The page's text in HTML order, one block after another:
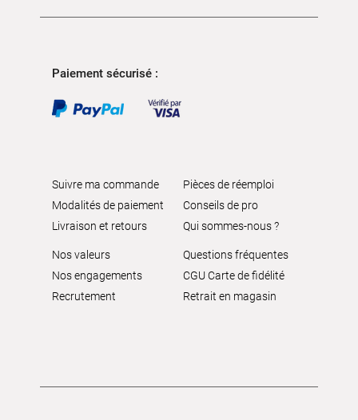
Paiement sécurisé :
Suivre ma commande
Modalités de paiement
Livraison et retours
Pièces de réemploi
Conseils de pro
Qui sommes-nous ?
Nos valeurs
Nos engagements
Recrutement
Questions fréquentes
CGU Carte de fidélité
Retrait en magasin